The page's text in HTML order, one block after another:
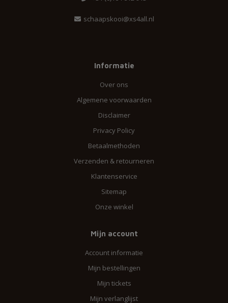
schaapskooi@xs4all.nl
Informatie
Over ons
Algemene voorwaarden
Disclaimer
Privacy Policy
Betaalmethoden
Verzenden & retourneren
Klantenservice
Sitemap
Onze winkel
Mijn account
Account informatie
Mijn bestellingen
Mijn tickets
Mijn verlanglijst